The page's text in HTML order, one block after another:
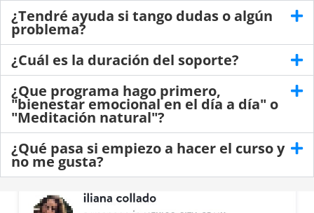
¿Tendré ayuda si tango dudas o algún
problema?
¿Cuál es la duración del soporte?
¿Que programa hago primero,
"bienestar emocional en el día a día" o
"Meditación natural"?
¿Qué pasa si empiezo a hacer el curso y
no me gusta?